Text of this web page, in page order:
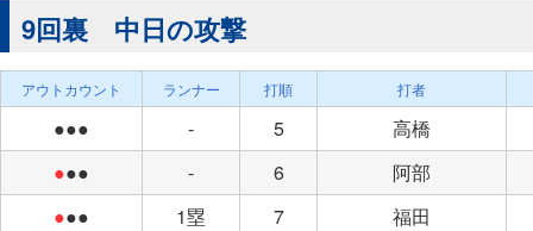
9回裏 中日の攻撃
アウトカウント ランナー 打順 打者
●●● - 5
高橋
●●● - 6
阿部
●●● 1塁 7
福田